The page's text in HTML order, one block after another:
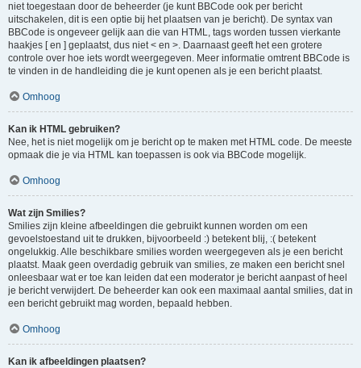
niet toegestaan door de beheerder (je kunt BBCode ook per bericht
uitschakelen, dit is een optie bij het plaatsen van je bericht). De syntax van
BBCode is ongeveer gelijk aan die van HTML, tags worden tussen vierkante
haakjes [ en ] geplaatst, dus niet < en >. Daarnaast geeft het een grotere
controle over hoe iets wordt weergegeven. Meer informatie omtrent BBCode is
te vinden in de handleiding die je kunt openen als je een bericht plaatst.
Omhoog
Kan ik HTML gebruiken?
Nee, het is niet mogelijk om je bericht op te maken met HTML code. De meeste
opmaak die je via HTML kan toepassen is ook via BBCode mogelijk.
Omhoog
Wat zijn Smilies?
Smilies zijn kleine afbeeldingen die gebruikt kunnen worden om een
gevoelstoestand uit te drukken, bijvoorbeeld :) betekent blij, :( betekent
ongelukkig. Alle beschikbare smilies worden weergegeven als je een bericht
plaatst. Maak geen overdadig gebruik van smilies, ze maken een bericht snel
onleesbaar wat er toe kan leiden dat een moderator je bericht aanpast of heel
je bericht verwijdert. De beheerder kan ook een maximaal aantal smilies, dat in
een bericht gebruikt mag worden, bepaald hebben.
Omhoog
Kan ik afbeeldingen plaatsen?